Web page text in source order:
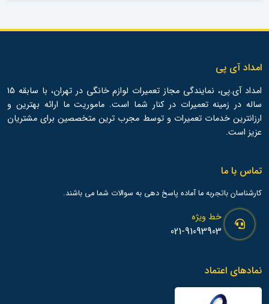
امداد آی پی
امداد آی.پی، نمایندگی مجاز تعمیرات لوازم خانگی در تهران، با سابقه 15
ساله در زمینه تعمیرات در کنار شما است. ماموریت ما ارائه بهترین و
ارزانترین خدمات تعمیرات و توسط مجرب ترین متخصصین برای مشتریان
عزیز است.
تماس با ما
کارشناسان باتجربه ما آماده پاسخ دهی به سوالات شما می باشند.
خط ویژه
021-91093903
نمادهای اعتماد